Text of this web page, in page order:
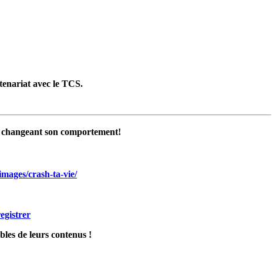
avec le TCS.
son comportement!
crash-ta-vie/
de leurs contenus !